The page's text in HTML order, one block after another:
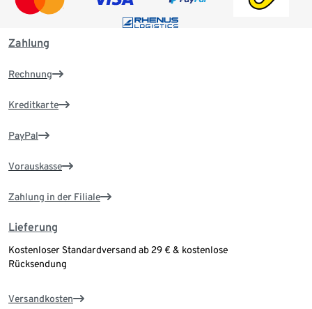
Zahlung
Rechnung
Kreditkarte
PayPal
Vorauskasse
Zahlung in der Filiale
Lieferung
Kostenloser Standardversand ab 29 € & kostenlose
Rücksendung
Versandkosten